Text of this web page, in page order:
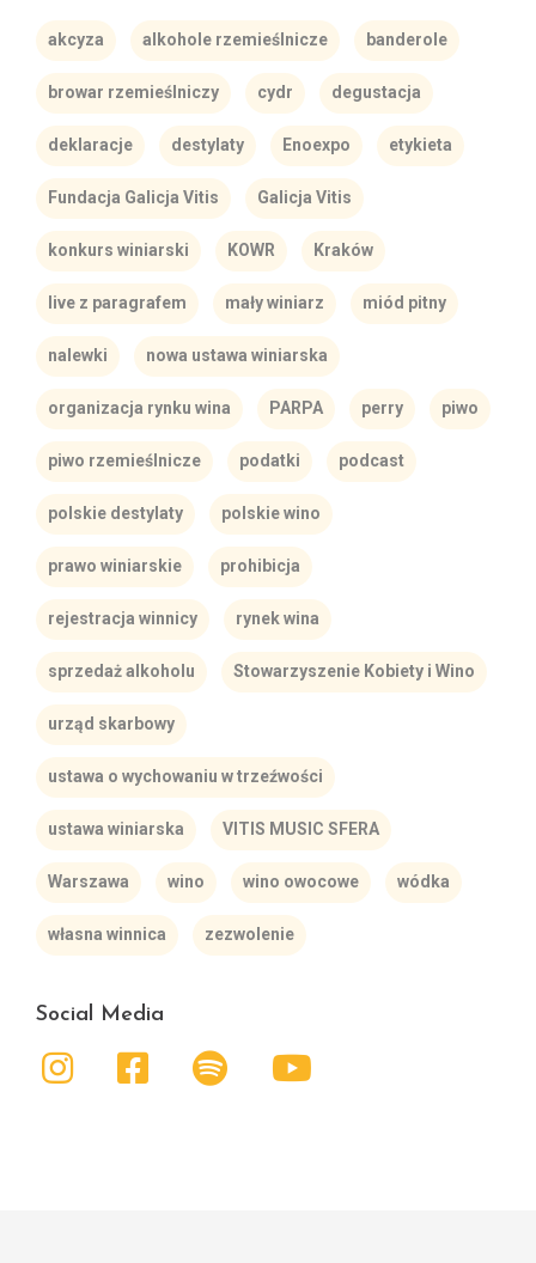
akcyza alkohole rzemieślnicze banderole
browar rzemieślniczy cydr degustacja
deklaracje destylaty Enoexpo etykieta
Fundacja Galicja Vitis Galicja Vitis
konkurs winiarski KOWR Kraków
live z paragrafem mały winiarz miód pitny
nalewki nowa ustawa winiarska
organizacja rynku wina PARPA perry piwo
piwo rzemieślnicze podatki podcast
polskie destylaty polskie wino
prawo winiarskie prohibicja
rejestracja winnicy rynek wina
sprzedaż alkoholu Stowarzyszenie Kobiety i Wino
urząd skarbowy
ustawa o wychowaniu w trzeźwości
ustawa winiarska VITIS MUSIC SFERA
Warszawa wino wino owocowe wódka
własna winnica zezwolenie
Social Media